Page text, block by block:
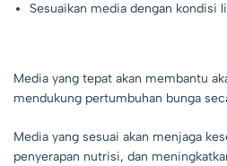
Sesuaikan media dengan kondisi
Media yang tepat akan membantu
mendukung pertumbuhan bunga
Media yang sesuai akan menjaga
penyerapan nutrisi, dan